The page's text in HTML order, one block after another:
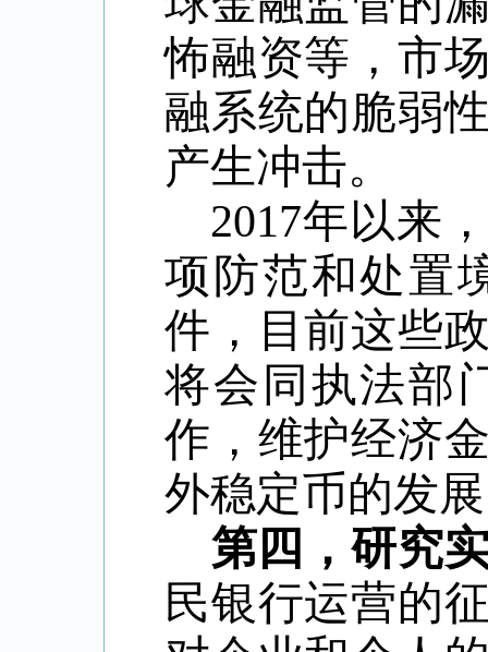
怖融资等，市
融系统的脆弱
产生冲击。
2017年以来
项防范和处置
件，目前这些
将会同执法部
作，维护经济
外稳定币的发
第四，研究
民银行运营的